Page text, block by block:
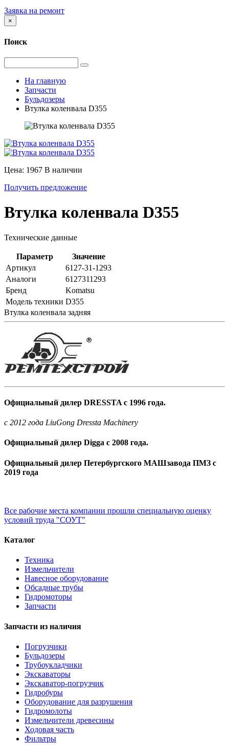
Заявка на ремонт
×
Поиск
На главную
Запчасти
Бульдозеры
Втулка коленвала D355
Цена: 1967 В наличии
Получить предложение
Втулка коленвала D355
Технические данные
Параметр
Значение
Артикул
6127-31-1293
Аналоги
6127311293
Бренд
Komatsu
Модель техники D355
Втулка коленвала задняя
Официальный дилер DRESSTA с 1996 года.
c 2012 года LiuGong Dressta Machinery
Официальный дилер Digga с 2008 года.
Официальный дилер Петербургского МАШзавода ПМЗ с
2019 года
Все рабочие места компании прошли специальную оценку
условий труда "СОУТ"
Каталог
Техника
Измельчители
Навесное оборудование
Обсадные трубы
Гидромоторы
Запчасти
Запчасти из наличия
Погрузчики
Бульдозеры
Трубоукладчики
Экскаваторы
Экскаватор-погрузчик
Гидробуры
Оборудование для разрушения
Гидромолоты
Измельчители древесины
Ходовая часть
Фильтры